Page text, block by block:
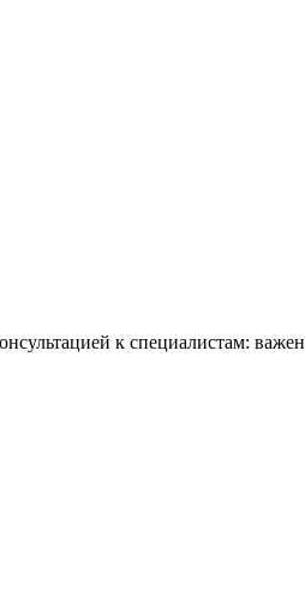
к специалистам: